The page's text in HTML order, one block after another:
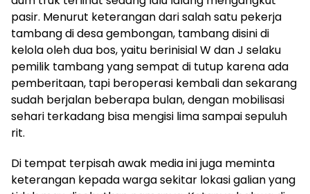
pasir. Menurut keterangan dari salah satu pekerja
tambang di desa gembongan, tambang disini di
kelola oleh dua bos, yaitu berinisial W dan J selaku
pemilik tambang yang sempat di tutup karena ada
pemberitaan, tapi beroperasi kembali dan sekarang
sudah berjalan beberapa bulan, dengan mobilisasi
sehari terkadang bisa mengisi lima sampai sepuluh
rit.
Di tempat terpisah awak media ini juga meminta
keterangan kepada warga sekitar lokasi galian yang